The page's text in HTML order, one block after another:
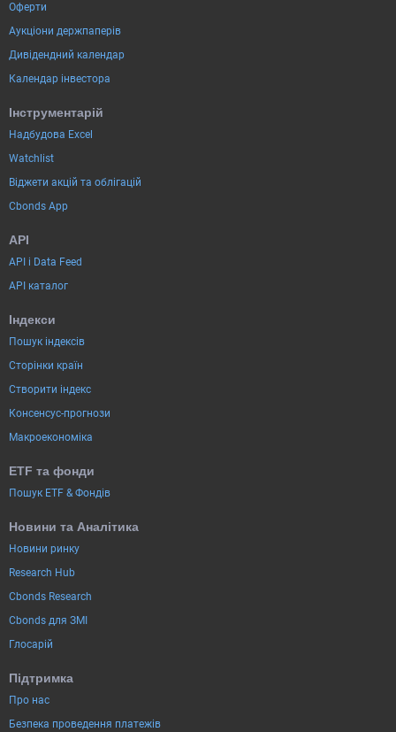
Оферти
Аукціони держпаперів
Дивідендний календар
Календар інвестора
Інструментарій
Надбудова Excel
Watchlist
Віджети акцій та облігацій
Cbonds App
API
API і Data Feed
API каталог
Індекси
Пошук індексів
Сторінки країн
Створити індекс
Консенсус-прогнози
Макроекономіка
ETF та фонди
Пошук ETF & Фондів
Новини та Аналітика
Новини ринку
Research Hub
Cbonds Research
Cbonds для ЗМІ
Глосарій
Підтримка
Про нас
Безпека проведення платежів